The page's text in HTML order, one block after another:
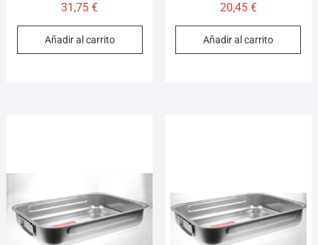
31,75€
Añadir al carrito
20,45 €
Añadir al carrito